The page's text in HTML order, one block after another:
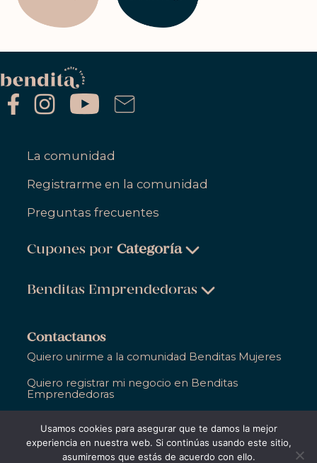
La comunidad
Registrarme en la comunidad
Preguntas frecuentes
Cupones porCategoría
Salud & Bienestar
Hogar
Gastronomía
Entretenimiento
Educación
Benditas Emprendedoras
Salud & Bienestar
Hogar
Gastronomía
Entretenimiento
Contactanos
Quiero unirme a la comunidad Benditas Mujeres
Quiero registrar mi negocio en Benditas
Emprendedoras
Usamos cookies para asegurar que te damos la mejor
experiencia en nuestra web. Si continúas usando este sitio,
asumiremos que estás de acuerdo con ello.